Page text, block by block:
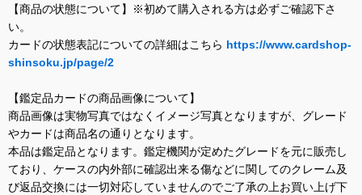
【商品の状態について】※初めて購入される方は必ずご確認下さ
い。
カードの状態表記についての詳細はこちら https://www.cardshop-
shinsoku.jp/page/2
【鑑定品カードの商品画像について】
商品画像は実物写真ではなくイメージ写真となりますが、グレード
やカードは商品名の通りとなります。
本品は鑑定品となります。鑑定機関が定めたグレードを元に販売し
ており、ケースの内外部に確認出来る傷などに関してのクレーム及
び返品交換には一切対応していませんのでご了承の上お買い上げ下